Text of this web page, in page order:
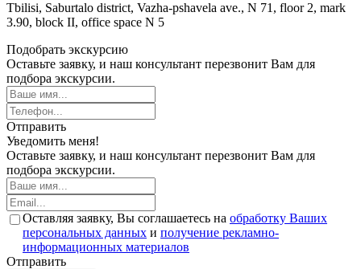
Tbilisi, Saburtalo district, Vazha-pshavela ave., N 71, floor 2, mark
3.90, block II, office space N 5
Подобрать экскурсию
Оставьте заявку, и наш консультант перезвонит Вам для
подбора экскурсии.
Отправить
Уведомить меня!
Оставьте заявку, и наш консультант перезвонит Вам для
подбора экскурсии.
Оставляя заявку, Вы соглашаетесь на обработку Ваших
персональных данных и получение рекламно-
информационных материалов
Отправить